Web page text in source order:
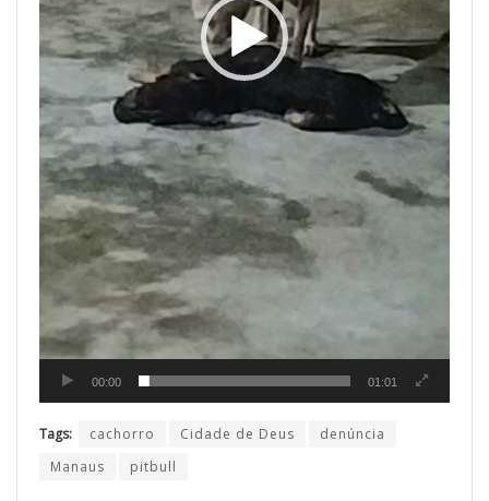
00:00 01:01
Tags: cachorro Cidade de Deus
denúncia
Manaus
pitbull